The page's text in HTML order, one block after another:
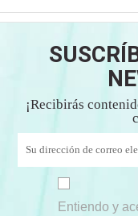
¡Recibirás
Entiendo y